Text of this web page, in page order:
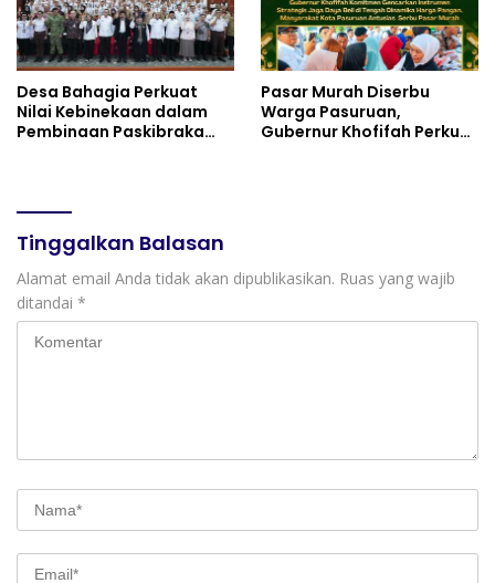
Desa Bahagia Perkuat
Nilai Kebinekaan dalam
Pembinaan Paskibraka
Pasar Murah Diserbu
Warga Pasuruan,
Gubernur Khofifah Perkuat
Tinggalkan Balasan
Alamat email Anda tidak akan dipublikasikan. Ruas yang wajib
ditandai *